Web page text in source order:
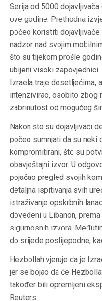
Serija od 5000 dojavljivača
ove godine. Prethodna
počeo koristiti
nadzor nad svojim
što su tijekom prošle
ubijeni visoki
Izraela traje desetljećima,
intenzivirao, osobito zbog
zabrinutost od mogućeg
Nakon što su dojavljivači
počeo sumnjati da su neki
kompromitirani, što su
obavještajni izvor. U
pojačao pregled svojih
detaljna ispitivanja svih
istraživanje opskrbnih
dovedeni u Libanon,
sigurnosnih izvora.
do srijede poslijepodne,
Hezbollah vjeruje da je
jer se bojao da će
također bili opremljeni
Reuters.